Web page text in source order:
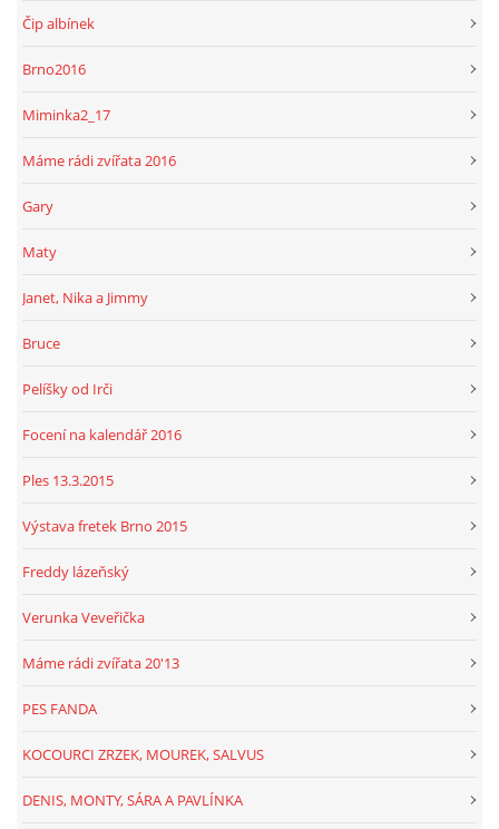
Čip albínek
Brno2016
Miminka2_17
Máme rádi zvířata 2016
Gary
Maty
Janet, Nika a Jimmy
Bruce
Pelíšky od Irči
Focení na kalendář 2016
Ples 13.3.2015
Výstava fretek Brno 2015
Freddy lázeňský
Verunka Veveřička
Máme rádi zvířata 20'13
PES FANDA
KOCOURCI ZRZEK, MOUREK, SALVUS
DENIS, MONTY, SÁRA A PAVLÍNKA